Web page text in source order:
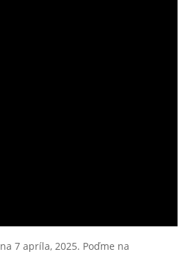
7 apríla, 2025. Poďme na